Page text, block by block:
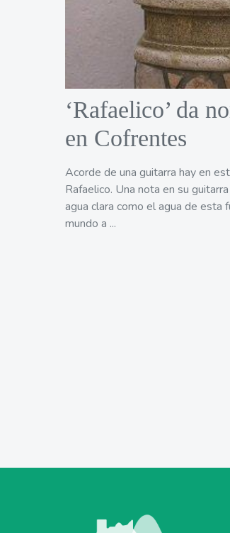
‘Rafaelico’ da
en Cofrentes
Acorde de una guitarra hay en
Rafaelico. Una nota en su
agua clara como el agua de esta
mundo a ...